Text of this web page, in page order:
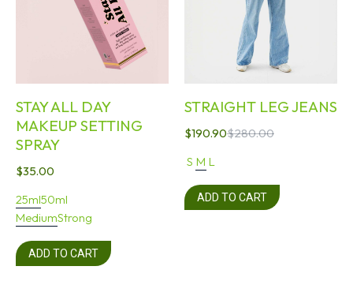
STAY ALL DAY
MAKEUP SETTING
SPRAY
$35.00
25ml50ml
MediumStrong
ADD TO CART
STRAIGHT LEG JEANS
$280.00
$190.90
S M L
ADD TO CART